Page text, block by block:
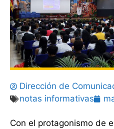
Dirección de
notas informativas
Con el protagonismo de